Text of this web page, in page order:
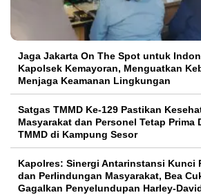
Jaga Jakarta On The Spot untuk
Kapolsek Kemayoran, Menguatkan
Menjaga Keamanan Lingkungan
Satgas TMMD Ke-129 Pastikan
Masyarakat dan Personel Tetap Prima
TMMD di Kampung Sesor
Kapolres: Sinergi Antarinstansi Kunci
dan Perlindungan Masyarakat, Bea
Gagalkan Penyelundupan Harley-